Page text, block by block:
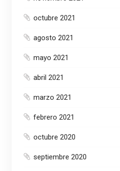
octubre 2021
agosto 2021
mayo 2021
abril 2021
marzo 2021
febrero 2021
octubre 2020
septiembre 2020